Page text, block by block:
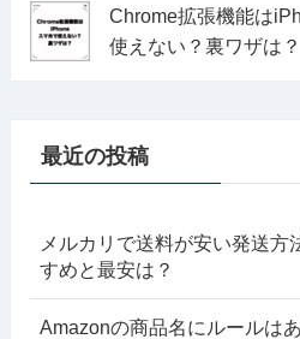
Chrome拡張機能は
使えない？裏ワザは？
最近の投稿
メルカリで送料が安い発送方
すめと最安は？
Amazonの商品名にルールは